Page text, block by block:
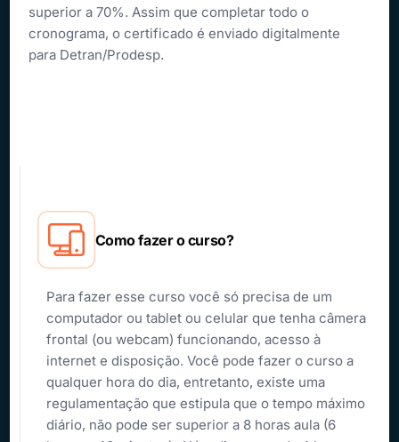
superior a 70%. Assim que completar todo o
cronograma, o certificado é enviado digitalmente
para Detran/Prodesp.
Como fazer o curso?
Para fazer esse curso você só precisa de um
computador ou tablet ou celular que tenha câmera
frontal (ou webcam) funcionando, acesso à
internet e disposição. Você pode fazer o curso a
qualquer hora do dia, entretanto, existe uma
regulamentação que estipula que o tempo máximo
diário, não pode ser superior a 8 horas aula (6